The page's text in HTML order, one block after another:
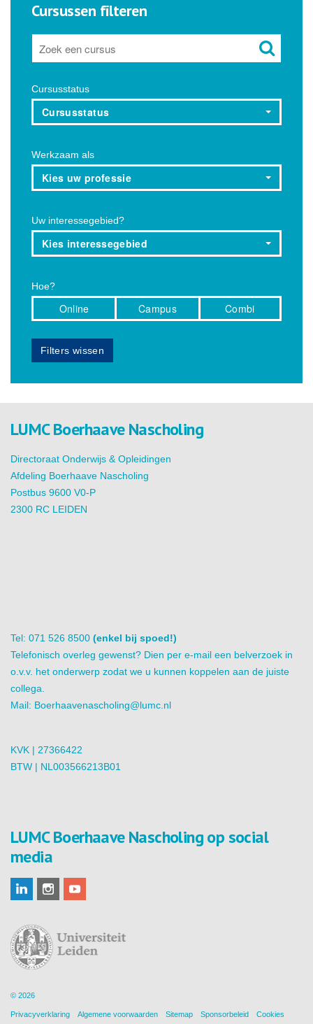
Cursussen filteren
Cursusstatus
Cursusstatus
Werkzaam als
Kies uw professie
Uw interessegebied?
Kies interessegebied
Hoe?
Online Campus Combi
Filters wissen
LUMC Boerhaave Nascholing
Directoraat Onderwijs & Opleidingen
Afdeling Boerhaave Nascholing
Postbus 9600 V0-P
2300 RC LEIDEN
Tel: 071 526 8500 (enkel bij spoed!)
Telefonisch overleg gewenst? Dien per e-mail een belverzoek in
o.v.v. het onderwerp zodat we u kunnen koppelen aan de juiste
collega.
Mail: Boerhaavenascholing@lumc.nl
KVK | 27366422
BTW | NL003566213B01
LUMC Boerhaave Nascholing op social
media
© 2026
Privacyverklaring Algemene voorwaarden Sitemap Sponsorbeleid Cookies